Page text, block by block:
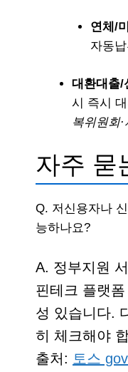
연체/
자동
대환대출/
시 즉시
복위원회
자주 묻
Q. 저신용자나
능하나요?
A. 정부지원
핀테크 플랫
성 있습니다.
히 체크해야
출처: 토스